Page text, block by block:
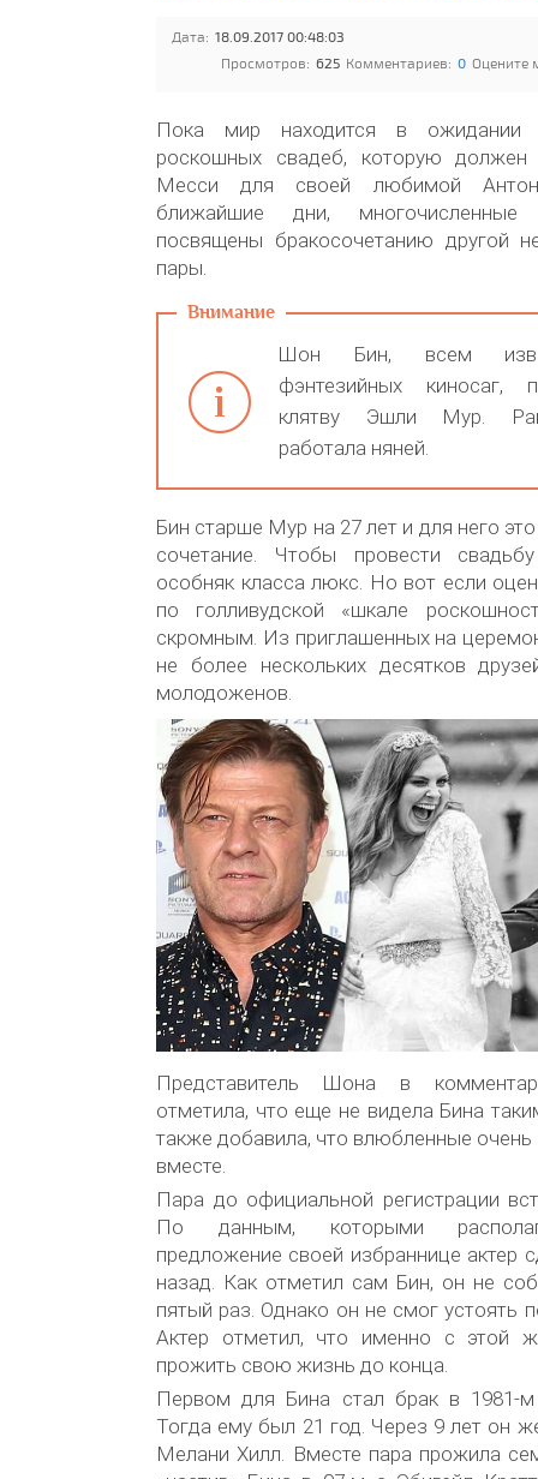
Дата: 18.09.2017 00:48:03
Просмотров: 625 Комментариев: 0 Оцените
Пока мир находится в
роскошных свадеб, которую должен
Месси для своей любимой
ближайшие дни, многочисленные
посвящены бракосочетанию другой
пары.
Шон Бин, всем
фэнтезийных киносаг,
клятву Эшли Мур.
работала няней.
Бин старше Мур на 27 лет и для него
сочетание. Чтобы провести
особняк класса люкс. Но вот если
по голливудской «шкале
скромным. Из приглашенных на
не более нескольких десятков
молодоженов.
Представитель Шона в
отметила, что еще не видела Бина
также добавила, что влюбленные
вместе.
Пара до официальной регистрации
По данным, которыми
предложение своей избраннице актер
назад. Как отметил сам Бин, он не
пятый раз. Однако он не смог устоять
Актер отметил, что именно с этой
прожить свою жизнь до конца.
Первом для Бина стал брак в
Тогда ему был 21 год. Через 9 лет он
Мелани Хилл. Вместе пара прожила